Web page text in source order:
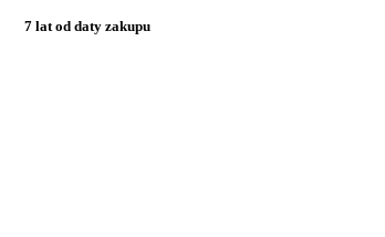
7 lat od daty zakupu